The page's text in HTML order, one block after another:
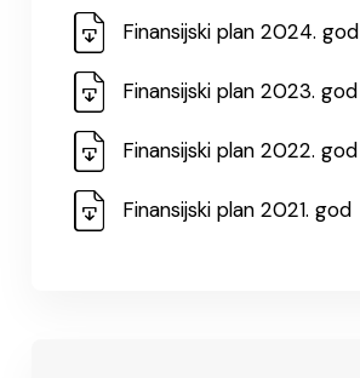
Finansijski plan 2024. god
Finansijski plan 2023. god
Finansijski plan 2022. god
Finansijski plan 2021. god